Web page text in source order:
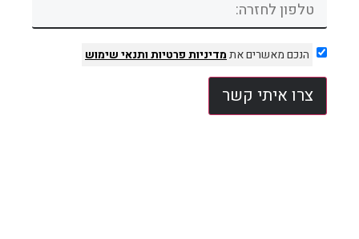
הנכם מאשרים אתמדיניות פרטיותותנאי שימוש
צרו איתי קשר